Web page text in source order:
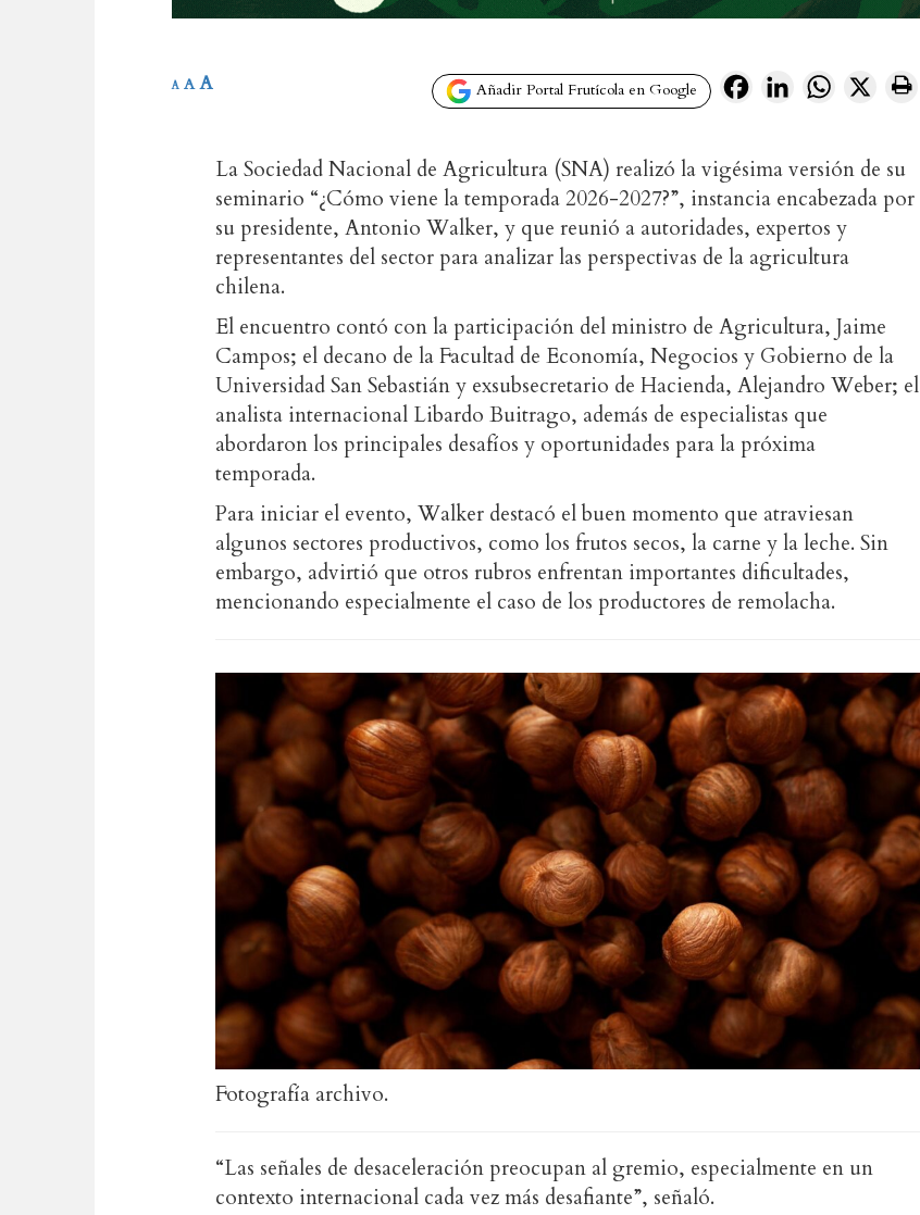
Añadir Portal Frutícola en Google FacebookLinkedInWhatsApp
X
A A A
La Sociedad Nacional de Agricultura (SNA) realizó la vigésima versión de su
seminario “¿Cómo viene la temporada 2026-2027?”, instancia encabezada por
su presidente, Antonio Walker, y que reunió a autoridades, expertos y
representantes del sector para analizar las perspectivas de la agricultura
chilena.
El encuentro contó con la participación del ministro de Agricultura, Jaime
Campos; el decano de la Facultad de Economía, Negocios y Gobierno de la
Universidad San Sebastián y exsubsecretario de Hacienda, Alejandro Weber; el
analista internacional Libardo Buitrago, además de especialistas que
abordaron los principales desafíos y oportunidades para la próxima
temporada.
Para iniciar el evento, Walker destacó el buen momento que atraviesan
algunos sectores productivos, como los frutos secos, la carne y la leche. Sin
embargo, advirtió que otros rubros enfrentan importantes dificultades,
mencionando especialmente el caso de los productores de remolacha.
Fotografía archivo.
“Las señales de desaceleración preocupan al gremio, especialmente en un
contexto internacional cada vez más desafiante”, señaló.